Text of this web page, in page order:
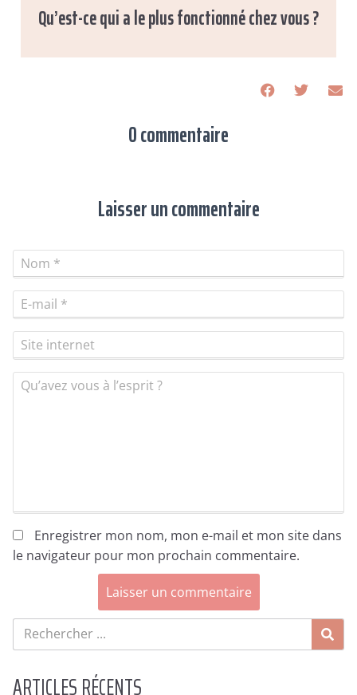
Qu’est-ce qui a le plus fonctionné chez vous ?
0 commentaire
Laisser un commentaire
Nom *
E-mail *
Site internet
Qu’avez vous à l’esprit ?
Enregistrer mon nom, mon e-mail et mon site dans
le navigateur pour mon prochain commentaire.
ARTICLES RÉCENTS